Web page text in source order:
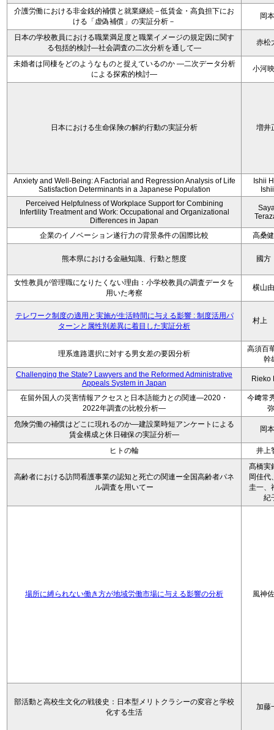
介護労働における非金銭的補償と就業継続－低賃金・高負担下にお
ける「虚偽補償」の実証分析－
岡
日本の学校教員における職業満足度と職業イメージの規定因に関す
る包括的検討―社会調査の二次分析を通して―
赤松
未婚者は同棲をどのようなものと捉えているのか —二次データ分析
による探索的検討—
小河
日本における生命保険の解約行動の実証分析 増井
Anxiety and Well-Being: A Factorial and Regression Analysis of Life
Satisfaction Determinants in a Japanese Population
Ishii
Perceived Helpfulness of Workplace Support for Combining
Infertility Treatment and Work: Occupational and Organizational
Differences in Japan
企業のイノベーション遂行力の背景条件の国際比較 高桑
熊本県における金融知識、行動と態度 國
女性教員が管理職になりたくない理由：小学校教員の調査データを
用いた考察
横山
テレワーク制度の適用と実施が生活時間に与える影響 : 制度活用パ
ターンと属性別差異に着目した実証分析
村上
理系進路選択に対する男女差の要因分析
高須百
幹
Challenging the State? Lawyers and the Reformed Administrative
Appeals System in Japan
Rieko
在留外国人の災害情報アクセスと日本語能力との関連―2020・
2022年調査の比較分析―
今﨑常
弥
危険労働の補償はどこに現れるのか―建設業時短アンケートによる
賃金構成と休日確保の実証分析―
岡
ヒトの輪 井上
高齢者における訪問看護事業の認知と死亡の関連ー全国高齢者パネ
ル調査を用いてー
髙橋実
岡佳代
圭一、
紀
場所に縛られない働き方が地域労働市場に与える影響の分析 風神
部活動と高校生文化の戦後史：日本型メリトクラシーの変容と学校
化する生活
加藤